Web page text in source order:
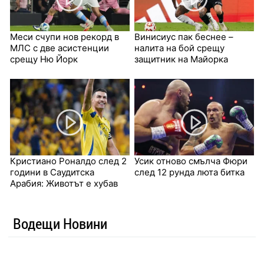
Меси счупи нов рекорд в
МЛС с две асистенции
срещу Ню Йорк
Винисиус пак беснее –
налита на бой срещу
защитник на Майорка
Кристиано Роналдо след 2
години в Саудитска
Арабия: Животът е хубав
Усик отново смълча Фюри
след 12 рунда люта битка
Водещи Новини